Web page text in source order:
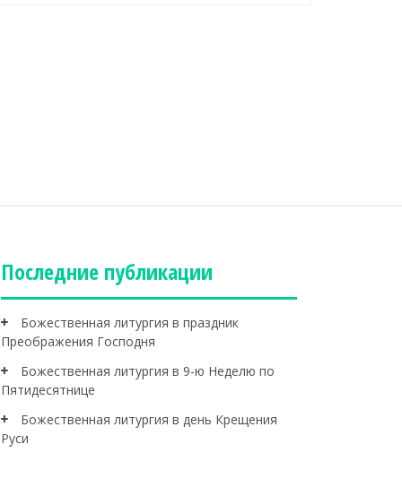
Последние публикации
Божественная литургия в праздник
Преображения Господня
Божественная литургия в 9-ю Неделю по
Пятидесятнице
Божественная литургия в день Крещения
Руси